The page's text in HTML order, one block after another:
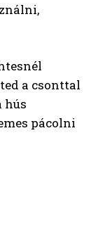
a csonttal
hús
pácolni